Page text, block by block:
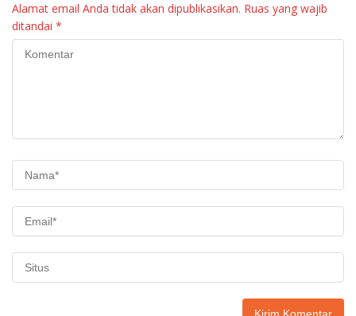
Alamat email Anda tidak akan dipublikasikan. Ruas yang wajib
ditandai *